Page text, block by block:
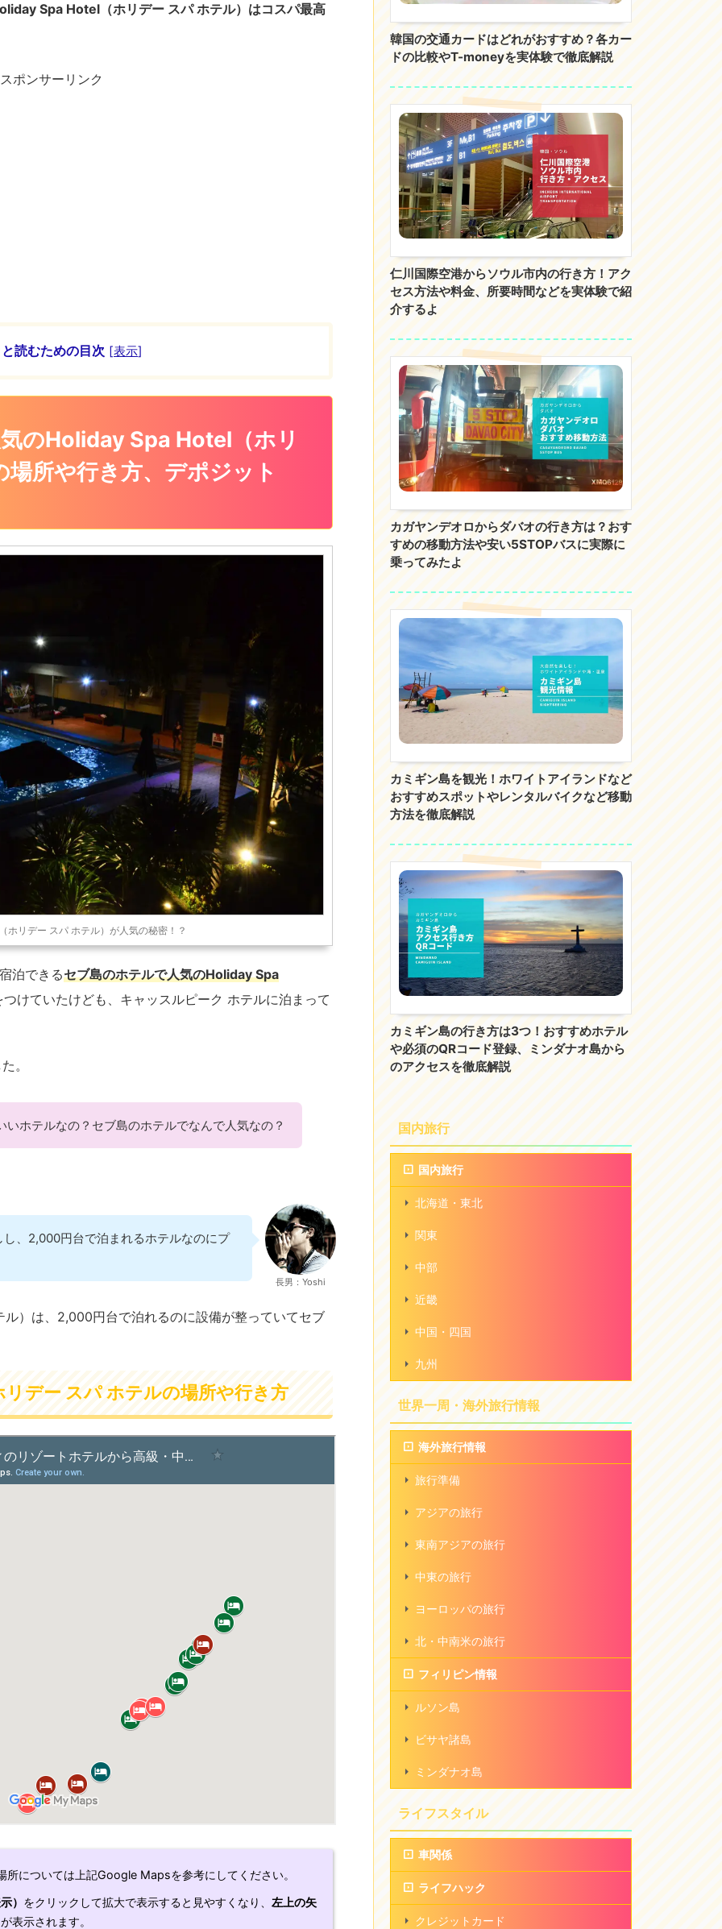
Spa Hotel（ホリデー スパ ホテル）はコスパ最高
スポンサーリンク
読むための目次 [表示]
のHoliday Spa Hotel（ホリ
所や行き方、デポジット
ホリデー スパ ホテル）が人気の秘密！？
泊できるセブ島のホテルで人気のHoliday Spa
つけていたけども、キャッスルピーク ホテルに泊まって
。
いホテルなの？セブ島のホテルでなんで人気なの？
、2,000円台で泊まれるホテルなのにプ
長男：Yoshi
）は、2,000円台で泊れるのに設備が整っていてセブ
デー スパ ホテルの場所や行き方
所については上記Google Mapsを参考にしてください。
） をクリックして拡大で表示すると見やすくなり、 左上の矢
表示されます。
韓国の交通カードはどれがおすすめ？各カー
ドの比較やT-moneyを実体験で徹底解説
仁川国際空港からソウル市内の行き方！アク
セス方法や料金、所要時間などを実体験で紹
介するよ
カガヤンデオロからダバオの行き方は？おす
すめの移動方法や安い5STOPバスに実際に
乗ってみたよ
カミギン島を観光！ホワイトアイランドなど
おすすめスポットやレンタルバイクなど移動
方法を徹底解説
カミギン島の行き方は3つ！おすすめホテル
や必須のQRコード登録、ミンダナオ島から
のアクセスを徹底解説
国内旅行
国内旅行
北海道・東北
関東
中部
近畿
中国・四国
九州
世界一周・海外旅行情報
海外旅行情報
旅行準備
アジアの旅行
東南アジアの旅行
中東の旅行
ヨーロッパの旅行
北・中南米の旅行
フィリピン情報
ルソン島
ビサヤ諸島
ミンダナオ島
ライフスタイル
車関係
ライフハック
クレジットカード